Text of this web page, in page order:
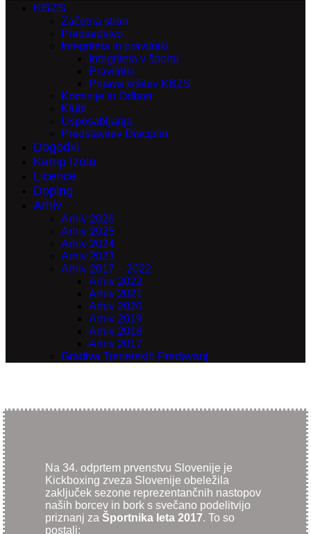
KBZS
Začetna stran
Predsedstvo
Integriteta in pravilniki
Integriteta v športu
Pravilniki
Prijava kršitev KBZS
Komisije in Odbori
Klubi
Usposabljanja
Predstavitev Disciplin
Dogodki
Kamp Izola
Licence
Doping
Arhiv
Arhiv 2026
Arhiv 2025
Arhiv 2024
Arhiv 2023
Arhiv 2017 – 2022
Arhiv 2022
Arhiv 2021
Arhiv 2020
Arhiv 2019
Arhiv 2018
Arhiv 2017
Gradiva Trenerskih Predavanj
Na 34. odprtem prvenstvu Slovenije je
Kickboxing zveza Slovenije obeležila
zaključek sezone reprezentančnih nastopov
naših borcev in bork s svečano podelitvijo
priznanj za Športnika leta 2017. To so
postali: